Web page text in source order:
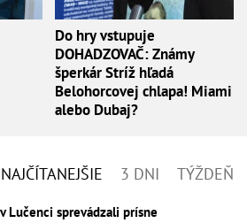
Do hry vstupuje
DOHADZOVAČ: Známy
šperkár Stríž hľadá
Belohorcovej chlapa! Miami
alebo Dubaj?
NAJČÍTANEJŠIE 3 DNI TÝŽDEŇ
Lučenci sprevádzali prísne